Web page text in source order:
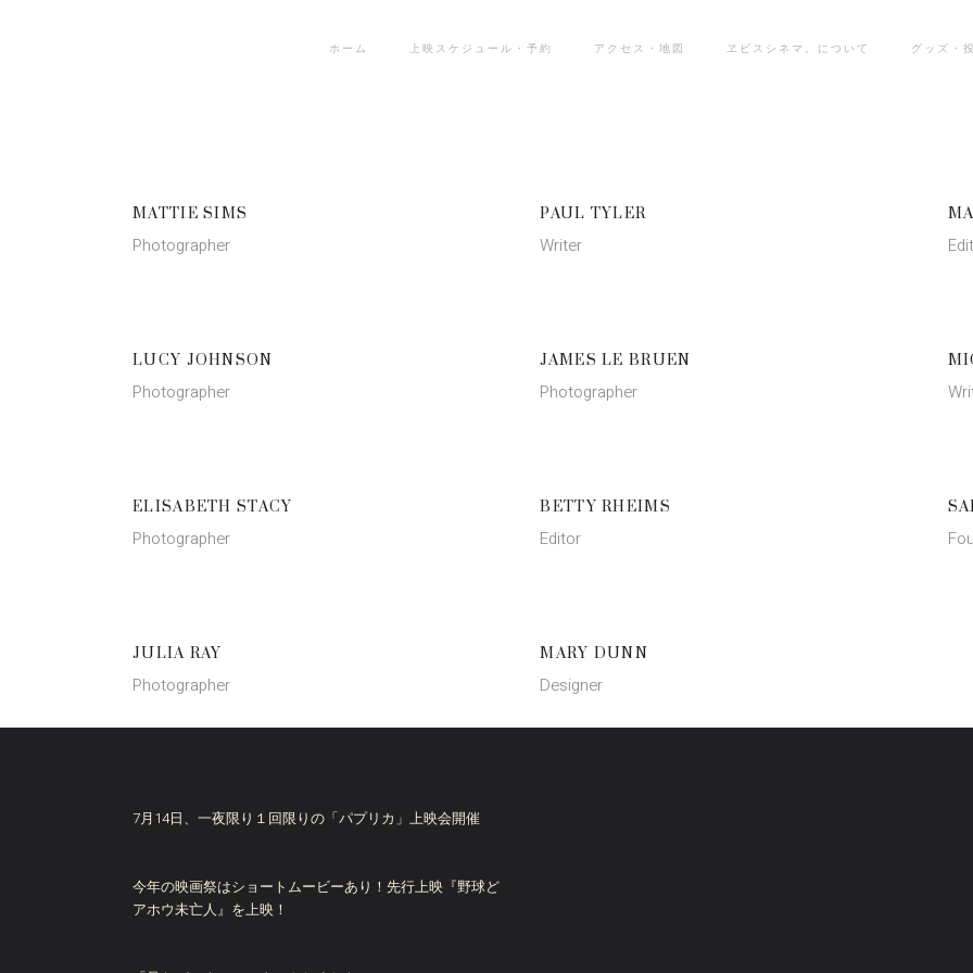
ホーム 上映スケジュール・予約 アクセス・地図 ヱビスシネマ。について グッズ・
MATTIE SIMS
Photographer
PAUL TYLER
Writer
LUCY JOHNSON
Photographer
JAMES LE BRUEN
Photographer
ELISABETH STACY
Photographer
BETTY RHEIMS
Editor
JULIA RAY
Photographer
MARY DUNN
Designer
7月14日、一夜限り１回限りの「パプリカ」上映会開催
今年の映画祭はショートムービーあり！先行上映『野球ど
アホウ未亡人』を上映！